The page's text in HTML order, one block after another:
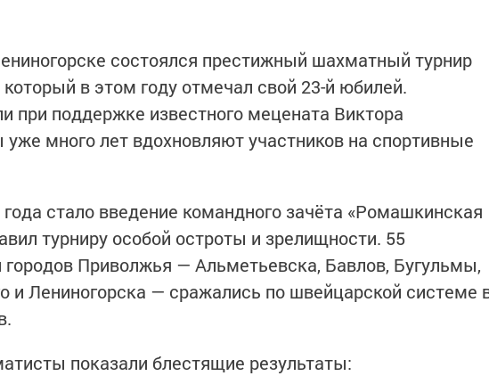
состоялся престижный шахматный турнир
который в этом году отмечал свой 23-й юбилей.
при поддержке известного мецената Виктора
много лет вдохновляют участников на спортивные
стало введение командного зачёта «Ромашкинская
турниру особой остроты и зрелищности. 55
городов Приволжья — Альметьевска, Бавлов, Бугульмы,
и Лениногорска — сражались по швейцарской системе
показали блестящие результаты: